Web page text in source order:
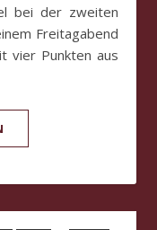
bei der zweiten
Freitagabend
vier Punkten aus